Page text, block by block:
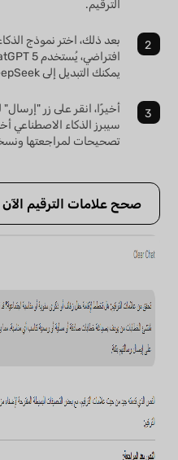
الترقيم.
بعد ذلك، اختر نموذج
يمكنك التبديل إلى DeepSeek بالنقر على زر "DeepThink".
أخيرًا، انقر على زر
سيبرز الذكاء الاصطناعي
تصحيحات لمراجعتها
صحح علامات الترقيم الآن